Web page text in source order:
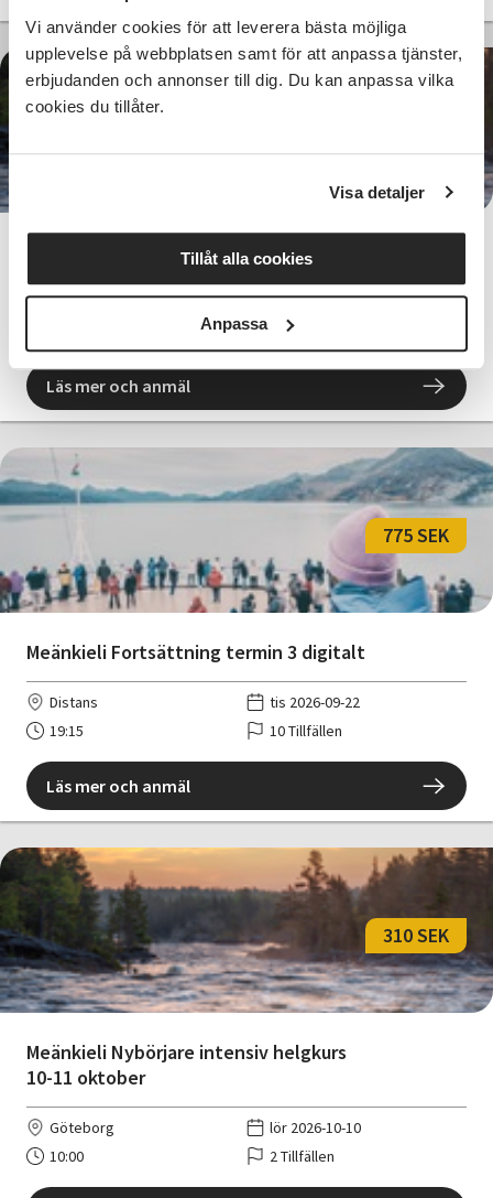
Vi använder cookies för att leverera bästa möjliga
upplevelse på webbplatsen samt för att anpassa tjänster,
erbjudanden och annonser till dig. Du kan anpassa vilka
cookies du tillåter.
Visa detaljer
Tillåt alla cookies
Anpassa
Meänkieli Fortsättning termin 2 digitalt
Distans
tis 2026-09-22
10 Tillfällen
Läs mer och anmäl
Meänkieli Fortsättning termin 3 digitalt
775 SEK
Distans
tis 2026-09-22
19:15
10 Tillfällen
Läs mer och anmäl
Meänkieli Nybörjare intensiv helgkurs
10-11 oktober
310 SEK
Göteborg
lör 2026-10-10
10:00
2 Tillfällen